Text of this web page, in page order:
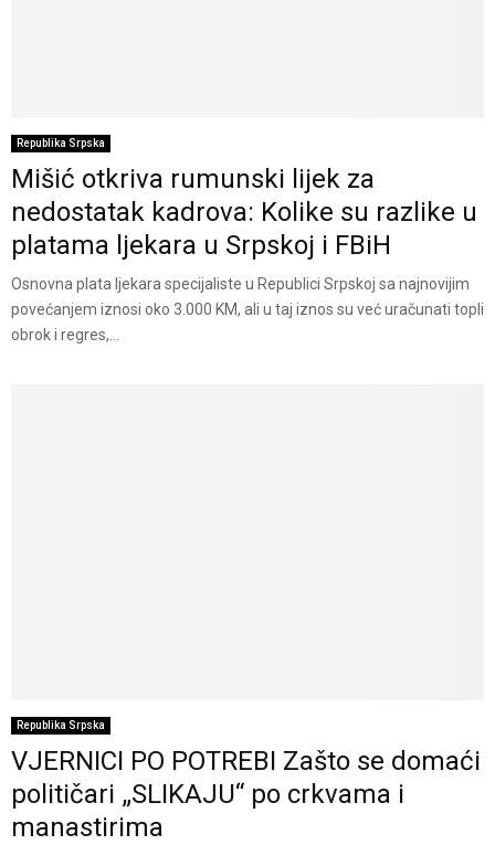
Republika Srpska
Mišić otkriva rumunski lijek za
nedostatak kadrova: Kolike su razlike u
platama ljekara u Srpskoj i FBiH
Osnovna plata ljekara specijaliste u Republici Srpskoj sa najnovijim
povećanjem iznosi oko 3.000 KM, ali u taj iznos su već uračunati topli
obrok i regres,...
Republika Srpska
VJERNICI PO POTREBI Zašto se domaći
političari „SLIKAJU“ po crkvama i
manastirima